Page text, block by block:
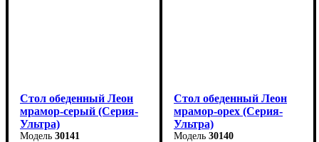
Стол обеденный Леон
мрамор-серый (Серия-
Ультра)
30141
Стол обеденный Леон
мрамор-орех (Серия-
Ультра)
30140